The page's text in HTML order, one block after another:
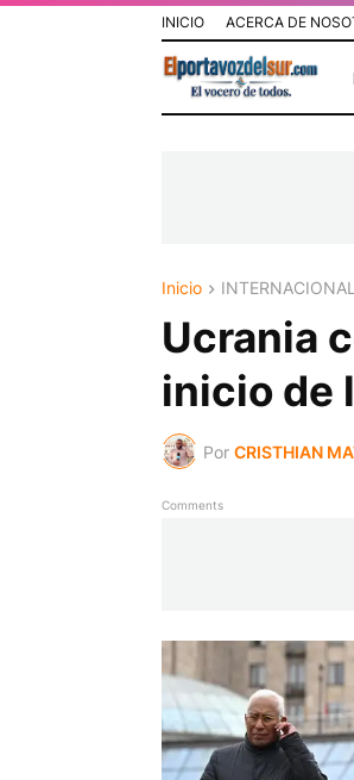
INICIO ACERCA DE
Inicio
Ucrania
inicio de
Por CRISTHIAN
Comments